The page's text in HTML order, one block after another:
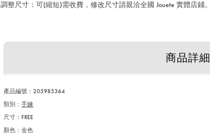
調整尺寸：可(縮短)需收費，修改尺寸請親洽全國 Jouete 實體店鋪。
商品詳細
產品編號：205985364
類別：手鍊
尺寸：FREE
顏色 ：金色